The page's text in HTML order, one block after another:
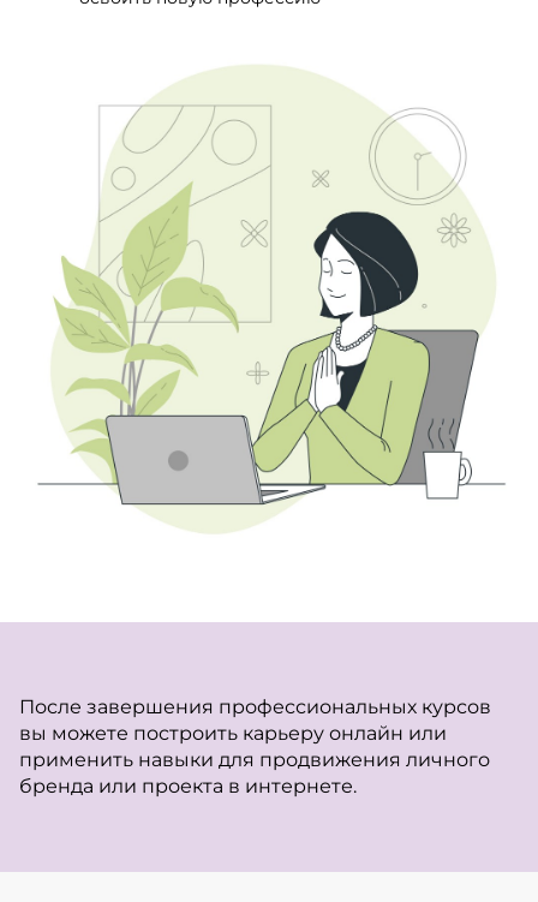
После завершения профессиональных курсов
вы можете построить карьеру онлайн или
применить навыки для продвижения личного
бренда или проекта в интернете.